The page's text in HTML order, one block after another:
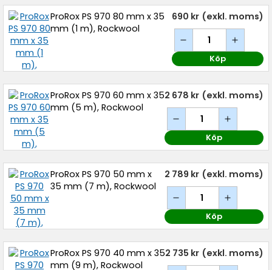
ProRox PS 970 80 mm x 35
mm (1 m), Rockwool
690 kr (exkl. moms)
Köp
ProRox PS 970 60 mm x 35
mm (5 m), Rockwool
2 678 kr (exkl. moms)
Köp
ProRox PS 970 50 mm x
35 mm (7 m), Rockwool
2 789 kr (exkl. moms)
Köp
ProRox PS 970 40 mm x 35
mm (9 m), Rockwool
2 735 kr (exkl. moms)